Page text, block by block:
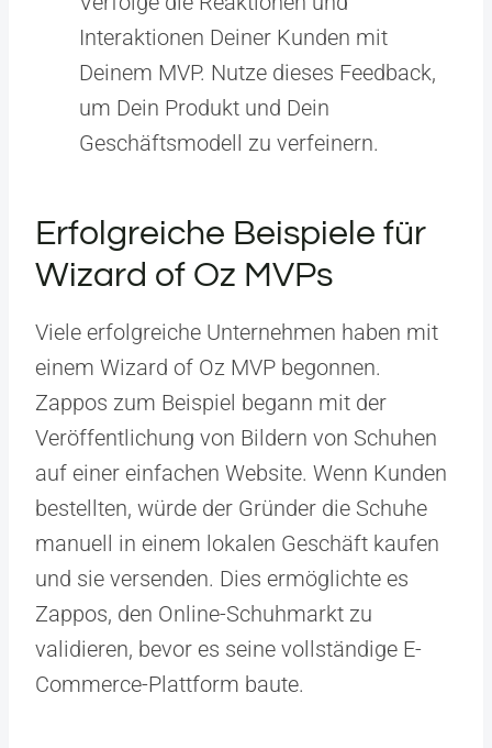
Interaktionen Deiner Kunden mit
Deinem MVP. Nutze dieses Feedback,
um Dein Produkt und Dein
Geschäftsmodell zu verfeinern.
Erfolgreiche Beispiele für
Wizard of Oz MVPs
Viele erfolgreiche Unternehmen haben mit
einem Wizard of Oz MVP begonnen.
Zappos zum Beispiel begann mit der
Veröffentlichung von Bildern von Schuhen
auf einer einfachen Website. Wenn Kunden
bestellten, würde der Gründer die Schuhe
manuell in einem lokalen Geschäft kaufen
und sie versenden. Dies ermöglichte es
Zappos, den Online-Schuhmarkt zu
validieren, bevor es seine vollständige E-
Commerce-Plattform baute.